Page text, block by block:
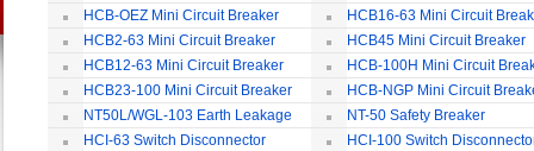
HCB-OEZ Mini Circuit Breaker
HCB16-63 Mini Circuit
HCB2-63 Mini Circuit Breaker
HCB45 Mini Circuit Breaker
HCB12-63 Mini Circuit Breaker
HCB-100H Mini Circuit
HCB23-100 Mini Circuit Breaker
HCB-NGP Mini Circuit
NT50L/WGL-103 Earth Leakage
Circuit Breaker
NT-50 Safety Breaker
HCI-63 Switch Disconnector
HCI-100 Switch